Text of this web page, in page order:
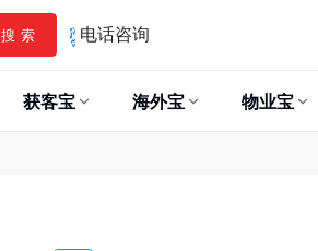
搜 索 电话咨询
获客宝 海外宝 物业宝